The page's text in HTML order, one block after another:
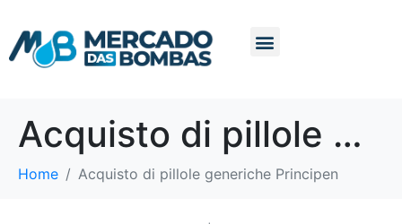
Acquisto di pillole generiche Principen
Home Acquisto di pillole generiche Principen